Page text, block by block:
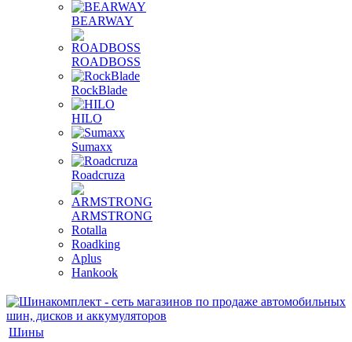
BEARWAY
ROADBOSS
RockBlade
HILO
Sumaxx
Roadcruza
ARMSTRONG
Rotalla
Roadking
Aplus
Hankook
Шины